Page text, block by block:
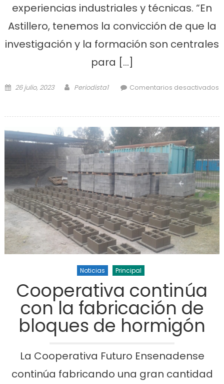
experiencias industriales y técnicas. “En
Astillero, tenemos la convicción de que la
investigación y la formación son centrales
para […]
Posted on
26 julio, 2023 Author
Periodista1
Comentarios desactivados
Noticias Principal
Cooperativa continúa
con la fabricación de
bloques de hormigón
La Cooperativa Futuro Ensenadense
continúa fabricando una gran cantidad